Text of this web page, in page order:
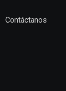
Contáctanos